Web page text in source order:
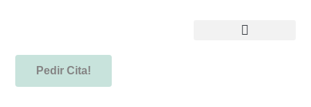
Pedir Cita!